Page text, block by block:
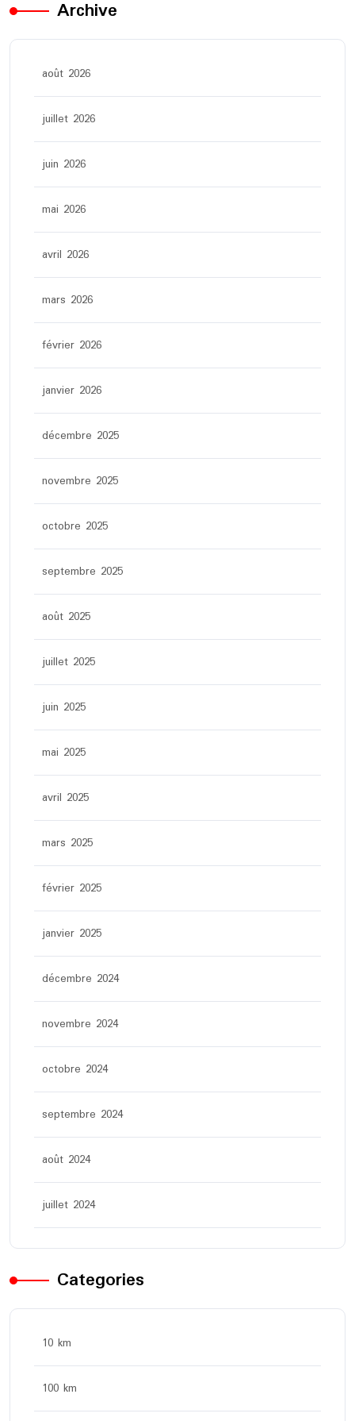
Archive
août 2026
juillet 2026
juin 2026
mai 2026
avril 2026
mars 2026
février 2026
janvier 2026
décembre 2025
novembre 2025
octobre 2025
septembre 2025
août 2025
juillet 2025
juin 2025
mai 2025
avril 2025
mars 2025
février 2025
janvier 2025
décembre 2024
novembre 2024
octobre 2024
septembre 2024
août 2024
juillet 2024
Categories
10 km
100 km